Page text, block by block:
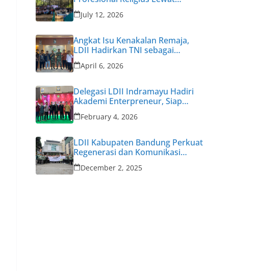
Permata CAI ke-47
July 12, 2026
Angkat Isu Kenakalan Remaja,
LDII Hadirkan TNI sebagai
Narasumber
April 6, 2026
Delegasi LDII Indramayu Hadiri
Akademi Enterpreneur, Siap
Cetak Enterpreneur Muda
February 4, 2026
LDII Kabupaten Bandung Perkuat
Regenerasi dan Komunikasi
Pengurus untuk Hadapi
Tantangan Zaman
December 2, 2025